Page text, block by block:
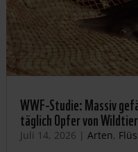
WWF-Studie: Massiv
täglich Opfer von
Juli 14, 2026 | Arten,